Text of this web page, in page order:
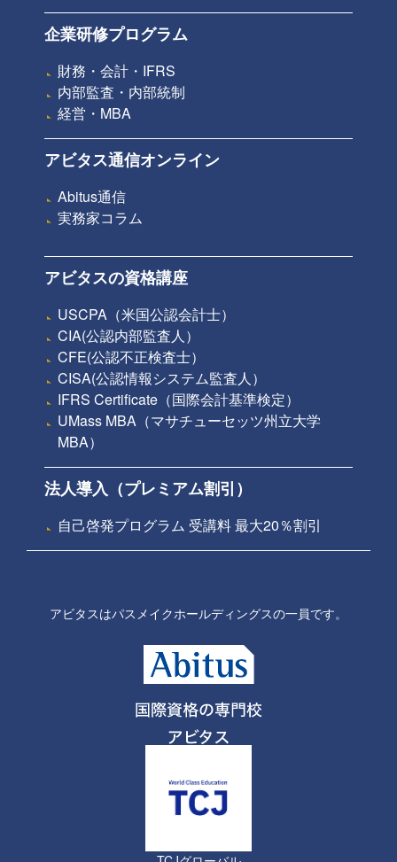
企業研修プログラム
財務・会計・IFRS
内部監査・内部統制
経営・MBA
アビタス通信オンライン
Abitus通信
実務家コラム
アビタスの資格講座
USCPA（米国公認会計士）
CIA(公認内部監査人）
CFE(公認不正検査士）
CISA(公認情報システム監査人）
IFRS Certificate（国際会計基準検定）
UMass MBA（マサチューセッツ州立大学
MBA）
法人導入（プレミアム割引）
自己啓発プログラム 受講料 最大20％割引
アビタスはパスメイクホールディングスの一員です。